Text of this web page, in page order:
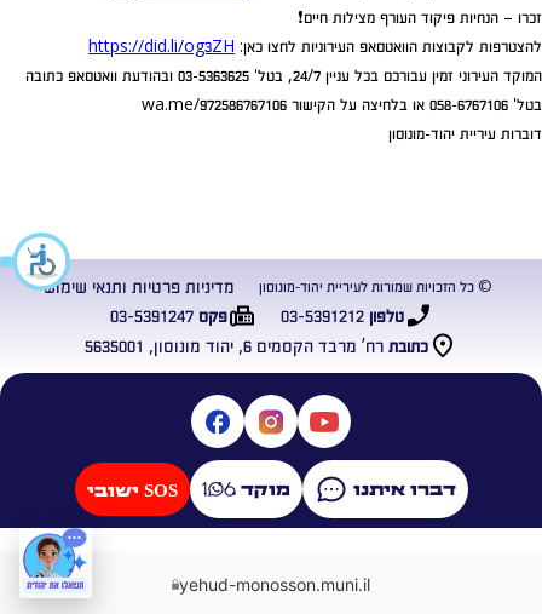
זכרו – הנחיות פיקוד העורף מצילות חיים❗
להצטרפות לקבוצות הוואטסאפ העירוניות לחצו כאן: https://did.li/og3ZH
המוקד העירוני זמין עבורכם בכל עניין 24/7, בטל' 03-5363625 ובהודעת וואטסאפ כתובה
בטל' 058-6767106 או בלחיצה על הקישור wa.me/972586767106
דוברות עיריית יהוד-מונוסון
כתובת רח’ מרבד הקסמים 6, יהוד מונוסון, 5635001
טלפון03-5391212 פקס03-5391247
© כל הזכויות שמורות לעיריית יהוד-מונוסון מדיניות פרטיות ותנאי שימוש
דברו איתנו מוקד SOS ישובי
yehud-monosson.muni.il